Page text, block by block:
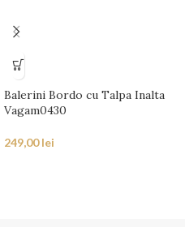
Balerini Bordo cu Talpa Inalta
Vagam0430
249,00lei